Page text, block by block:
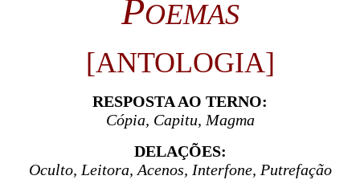
POEMAS
[ANTOLOGIA]
RESPOSTA AO TERNO:
Cópia, Capitu, Magma
DELAÇÕES:
Oculto, Leitora, Acenos, Interfone, Putrefação